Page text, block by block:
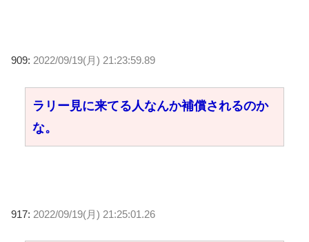
909: 2022/09/19(月) 21:23:59.89
ラリー見に来てる人なんか補償されるのか
な。
917: 2022/09/19(月) 21:25:01.26